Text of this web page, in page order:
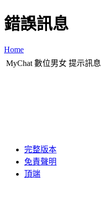
錯誤訊息
Home
MyChat 數位男女 提示訊息
完整版本
免責聲明
頂端